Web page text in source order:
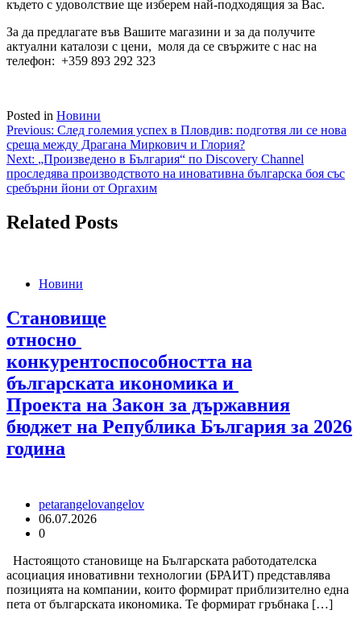
където с удоволствие ще изберем най-подходящия за Вас.
За да предлагате във Вашите магазини и за да получите
актуални каталози с цени, моля да се свържите с нас на
телефон: +359 893 292 323
Posted in Новини
Навигация
Previous: След големия успех в Пловдив: подготвя ли се нова
среща между Драгана Миркович и Глория?
Next: „Произведено в България“ по Discovery Channel
проследява производството на иновативна българска боя със
сребърни йони от Оргахим
Related Posts
Новини
Становище
относно
конкурентоспособността на
българската икономика и
Проекта на Закон за държавния
бюджет на Република България за 2026
година
petarangelovangelov
06.07.2026
0
Настоящото становище на Българската работодателска
асоциация иновативни технологии (БРАИТ) представлява
позицията на компании, които формират приблизително една
пета от българската икономика. Те формират гръбнака […]